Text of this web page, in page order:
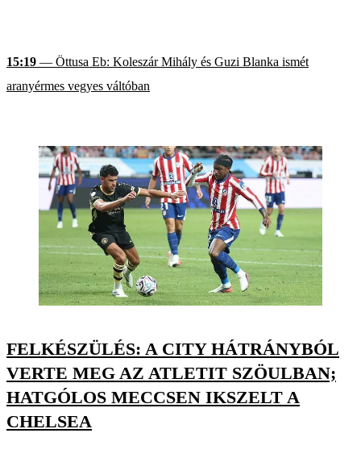
15:19 — Öttusa Eb: Koleszár Mihály és Guzi Blanka ismét
aranyérmes vegyes váltóban
FELKÉSZÜLÉS: A CITY HÁTRÁNYBÓL
VERTE MEG AZ ATLETIT SZÖULBAN;
HATGÓLOS MECCSEN IKSZELT A
CHELSEA